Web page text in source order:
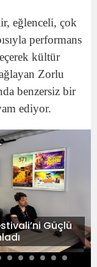
eğlenceli, çok
performans
kültür
Zorlu
benzersiz bir
ediyor.
Güçlü